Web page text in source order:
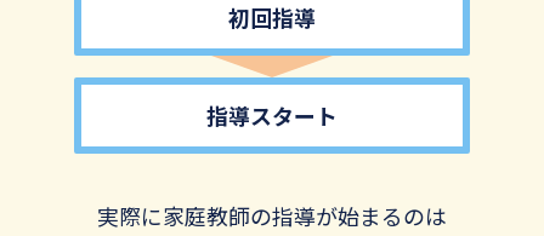
初回指導
指導スタート
実際に家庭教師の指導が始まるのは